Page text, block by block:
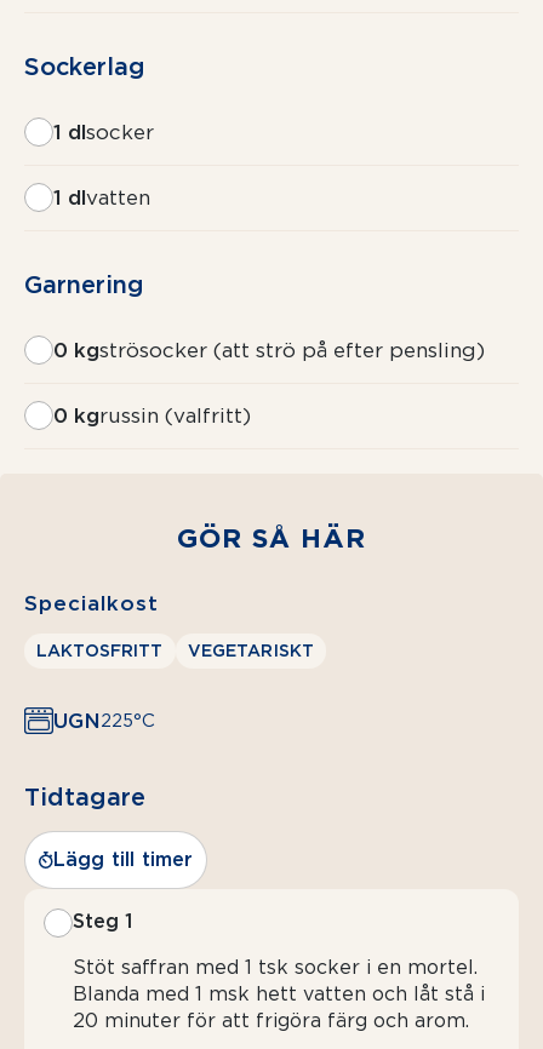
Sockerlag
1 dlsocker
1 dlvatten
Garnering
0 kgströsocker (att strö på efter pensling)
0 kgrussin (valfritt)
GÖR SÅ HÄR
Specialkost
LAKTOSFRITT VEGETARISKT
UGN225°C
Tidtagare
Lägg till timer
Steg 1
Stöt saffran med 1 tsk socker i en mortel.
Blanda med 1 msk hett vatten och låt stå i
20 minuter för att frigöra färg och arom.